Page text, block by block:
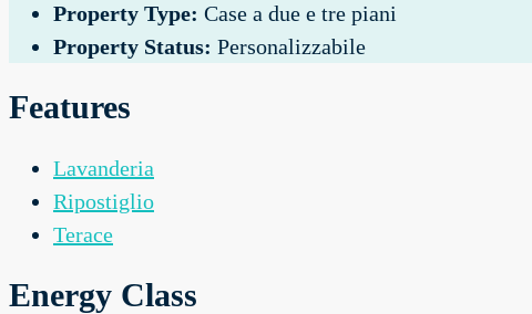
Property Type: Case a due e tre piani
Property Status: Personalizzabile
Features
Lavanderia
Ripostiglio
Terace
Energy Class